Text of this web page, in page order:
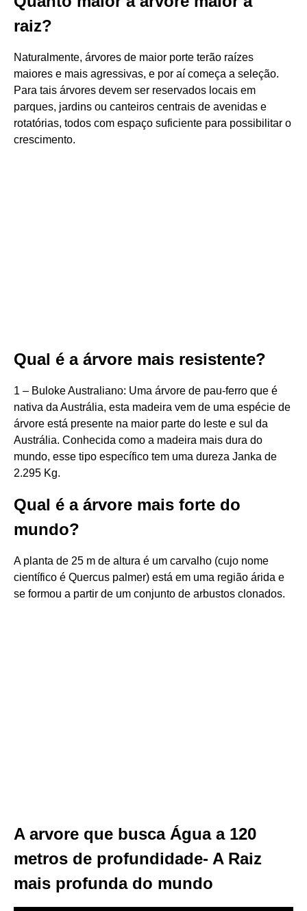
raiz?
Naturalmente, árvores de maior porte terão raízes
maiores e mais agressivas, e por aí começa a seleção.
Para tais árvores devem ser reservados locais em
parques, jardins ou canteiros centrais de avenidas e
rotatórias, todos com espaço suficiente para possibilitar o
crescimento.
Qual é a árvore mais resistente?
1 – Buloke Australiano: Uma árvore de pau-ferro que é
nativa da Austrália, esta madeira vem de uma espécie de
árvore está presente na maior parte do leste e sul da
Austrália. Conhecida como a madeira mais dura do
mundo, esse tipo específico tem uma dureza Janka de
2.295 Kg.
Qual é a árvore mais forte do
mundo?
A planta de 25 m de altura é um carvalho (cujo nome
científico é Quercus palmer) está em uma região árida e
se formou a partir de um conjunto de arbustos clonados.
A arvore que busca Água a 120
metros de profundidade- A Raiz
mais profunda do mundo